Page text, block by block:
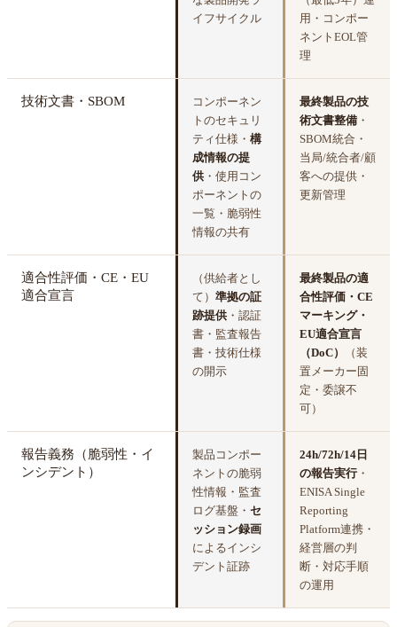
イフサイクル
用・コンポー
ネントEOL管
理
技術文書・SBOM
コンポーネン
トのセキュリ
ティ仕様・ 構
成情報の提
供 ・使用コン
ポーネントの
一覧・脆弱性
情報の共有
最終製品の技
術文書整備 ・
SBOM統合・
当局/統合者/顧
客への提供・
更新管理
適合性評価・CE・EU
適合宣言
（供給者とし
て） 準拠の証
跡提供 ・認証
書・監査報告
書・技術仕様
の開示
最終製品の適
合性評価・CE
マーキング・
EU適合宣言
（DoC）
（装
置メーカー固
定・委譲不
可）
報告義務（脆弱性・イ
ンシデント）
製品コンポー
ネントの脆弱
性情報・監査
ログ基盤・ セ
ッション録画
によるインシ
デント証跡
24h/72h/14日
の報告実行 ・
ENISA Single
Reporting
Platform連携・
経営層の判
断・対応手順
の運用